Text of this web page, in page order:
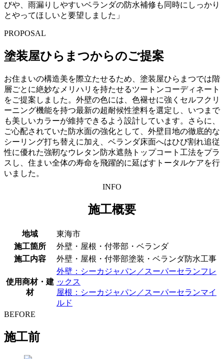
びや、雨漏りしやすいベランダの防水補修も同時にしっかり
とやってほしいと要望しました」
PROPOSAL
塗装屋ひらまつからのご提案
お住まいの構造美を際立たせるため、塗装屋ひらまつでは階
層ごとに絶妙なメリハリを持たせるツートンコーディネート
をご提案しました。外壁の色には、色褪せに強くセルフクリ
ーニング機能を持つ最新の超耐候性塗料を選定し、いつまで
も美しいカラーが維持できるよう設計しています。さらに、
ご心配されていた防水面の強化として、外壁目地の徹底的な
シーリング打ち替えに加え、ベランダ床面へはひび割れ追従
性に優れた強靭なウレタン防水遮熱トップコート工法をプラ
スし、住まい全体の寿命を飛躍的に延ばすトータルケアを行
いました。
INFO
施工概要
地域
東海市
施工箇所
外壁・屋根・付帯部・ベランダ
施工内容
外壁・屋根・付帯部塗装・ベランダ防水工事
使用商材・建
材
外壁：シーカジャパン／スーパーセランフレ
ックス
屋根：シーカジャパン／スーパーセランマイ
ルド
BEFORE
施工前